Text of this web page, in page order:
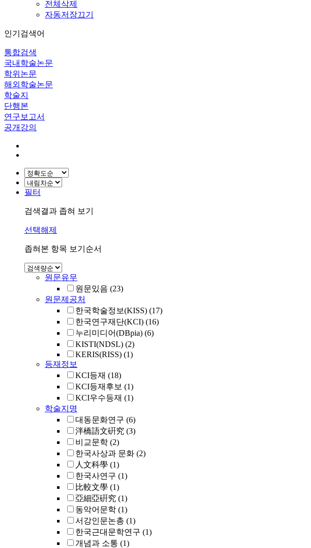
전체삭제
자동저장끄기
인기검색어
통합검색
국내학술논문
학위논문
해외학술논문
학술지
단행본
연구보고서
공개강의
필터
검색결과 좁혀 보기
선택해제
좁혀본 항목 보기순서
원문유무
원문있음 (23)
원문제공처
한국학술정보(KISS) (17)
한국연구재단(KCI) (16)
누리미디어(DBpia) (6)
KISTI(NDSL) (2)
KERIS(RISS) (1)
등재정보
KCI등재 (18)
KCI등재후보 (1)
KCI우수등재 (1)
학술지명
대동문화연구 (6)
泮橋語文硏究 (3)
비교문학 (2)
한국사상과 문화 (2)
人文科學 (1)
한국사연구 (1)
比較文學 (1)
亞細亞硏究 (1)
동악어문학 (1)
서강인문논총 (1)
한국근대문학연구 (1)
개념과 소통 (1)